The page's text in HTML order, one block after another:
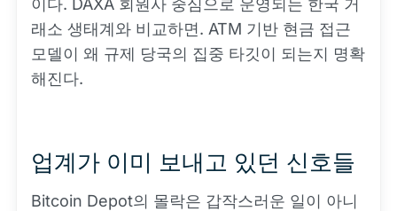
이다. DAXA 회원사 중심으로 운영되는 한국 거
래소 생태계와 비교하면. ATM 기반 현금 접근
모델이 왜 규제 당국의 집중 타깃이 되는지 명확
해진다.
업계가 이미 보내고 있던 신호들
Bitcoin Depot의 몰락은 갑작스러운 일이 아니